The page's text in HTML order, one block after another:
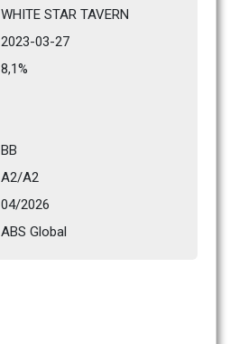
WHITE STAR TAVERN
2023-03-27
8,1%
BB
A2/A2
04/2026
ABS Global